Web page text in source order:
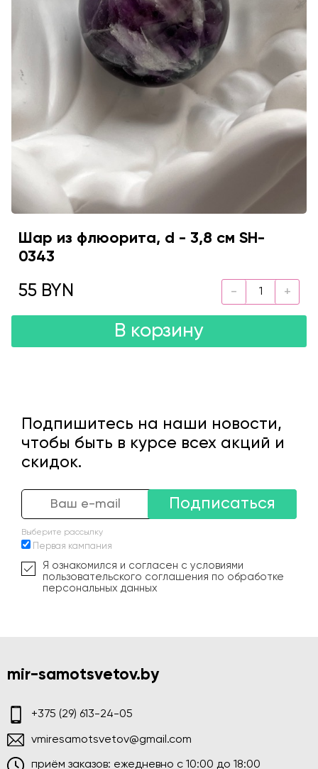
Шар из флюорита, d - 3,8 см SH-
0343
55 BYN
В корзину
Подпишитесь на наши новости,
чтобы быть в курсе всех акций и
скидок.
Подписаться
Выберите рассылку
Первая кампания
Я ознакомился и согласен с условиями
пользовательского соглашения по обработке
персональных данных
mir-samotsvetov.by
+375 (29) 613-24-05
vmiresamotsvetov@gmail.com
приём заказов: ежедневно c 10:00 до 18:00